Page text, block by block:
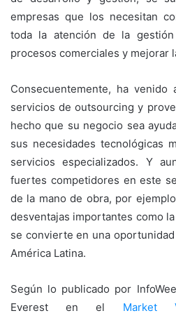
empresas que los necesitan
toda la atención de la
procesos comerciales y mejorar
Consecuentemente, ha
servicios de outsourcing y
hecho que su negocio sea
sus necesidades tecnológicas
servicios especializados. Y
fuertes competidores en este
de la mano de obra, por
desventajas importantes como
se convierte en una
América Latina.
Según lo publicado por
Everest en el Market